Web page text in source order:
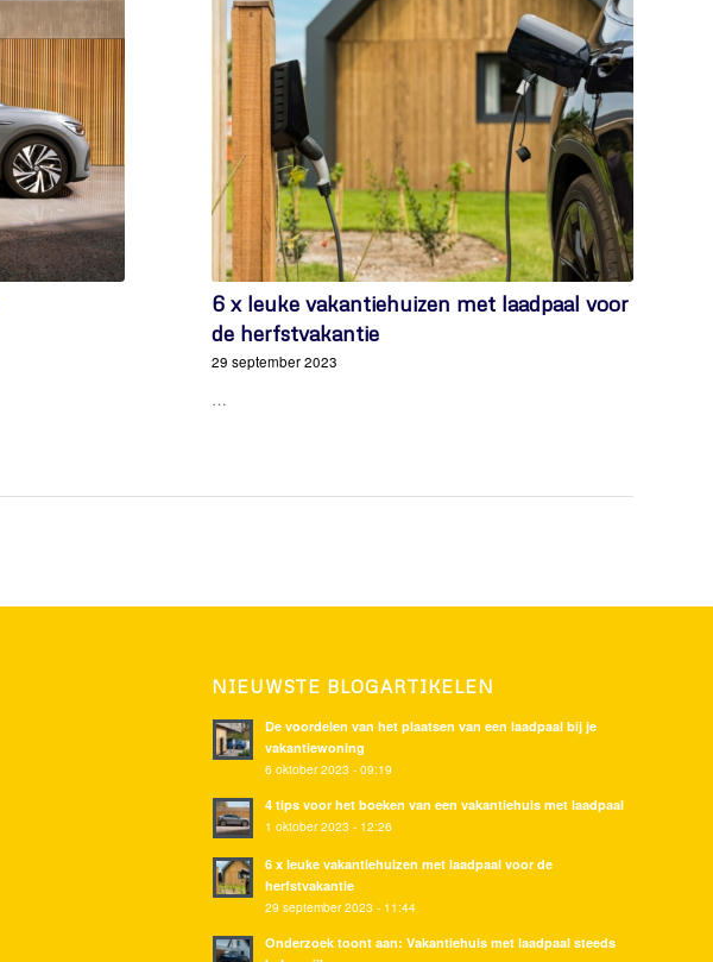
6 x leuke vakantiehuizen met laadpaal voor
de herfstvakantie
29 september 2023
…
NIEUWSTE BLOGARTIKELEN
De voordelen van het plaatsen van een laadpaal bij je
vakantiewoning
6 oktober 2023 - 09:19
4 tips voor het boeken van een vakantiehuis met laadpaal
1 oktober 2023 - 12:26
6 x leuke vakantiehuizen met laadpaal voor de
herfstvakantie
29 september 2023 - 11:44
Onderzoek toont aan: Vakantiehuis met laadpaal steeds